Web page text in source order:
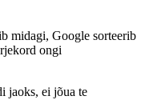
midagi, Google sorteerib
ongi
jaoks, ei jõua te